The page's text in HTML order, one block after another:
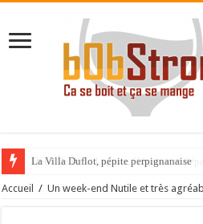
La Villa Duflot, pépite perpignanaise
Accueil / Un week-end Nutile et très